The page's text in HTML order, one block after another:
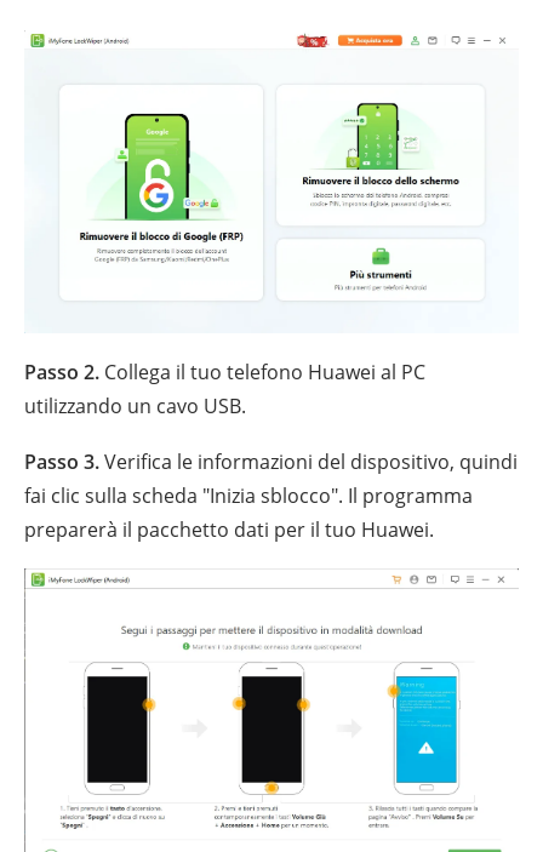
Passo 2. Collega il tuo telefono Huawei al PC
utilizzando un cavo USB.
Passo 3.Verifica le informazioni del dispositivo, quindi
fai clic sulla scheda "Inizia sblocco". Il programma
preparerà il pacchetto dati per il tuo Huawei.